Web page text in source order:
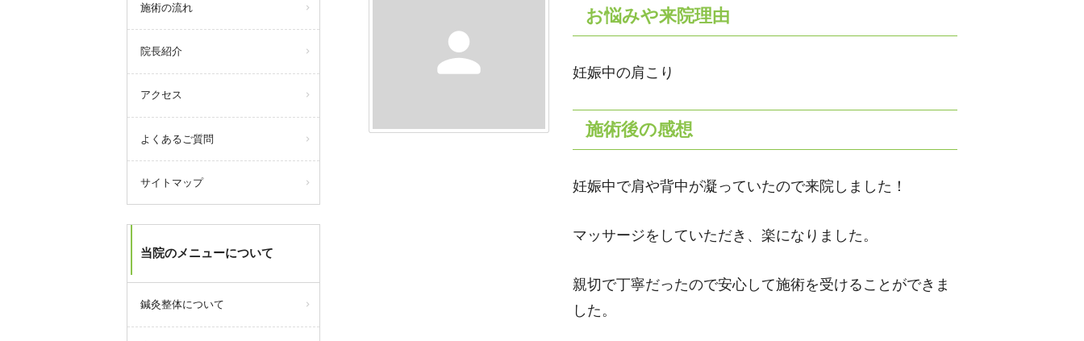
person
お悩みや来院理由
妊娠中の肩こり
施術後の感想
妊娠中で肩や背中が凝っていたので来院しました！
マッサージをしていただき、楽になりました。
親切で丁寧だったので安心して施術を受けることができま
した。
施術の流れ
院長紹介
アクセス
よくあるご質問
サイトマップ
当院のメニューについて
鍼灸整体について